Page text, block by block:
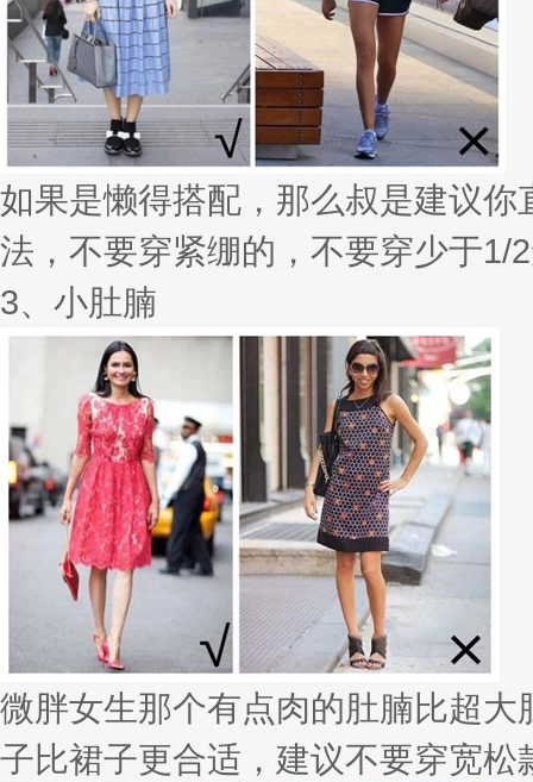
如果是懒得搭配，那么叔是建议
法，不要穿紧绷的，不要穿少于1/
3、小肚腩
微胖女生那个有点肉的肚腩比超
子比裙子更合适，建议不要穿宽